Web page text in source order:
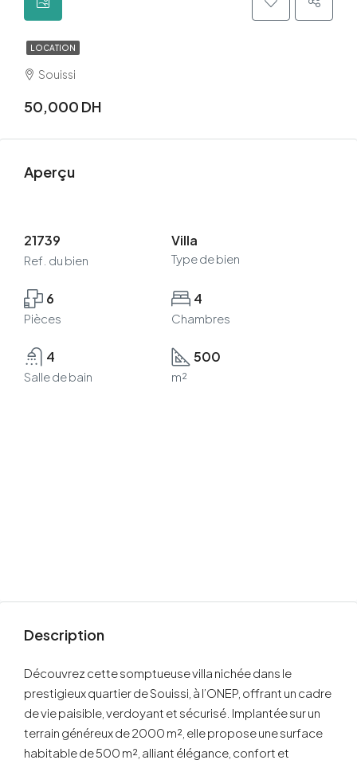
LOCATION
Souissi
50,000 DH
Aperçu
21739
Ref. du bien
Villa
Type de bien
6
Pièces
4
Chambres
4
Salle de bain
500
m²
Description
Découvrez cette somptueuse villa nichée dans le
prestigieux quartier de Souissi, à l’ONEP, offrant un cadre
de vie paisible, verdoyant et sécurisé. Implantée sur un
terrain généreux de 2000 m², elle propose une surface
habitable de 500 m², alliant élégance, confort et